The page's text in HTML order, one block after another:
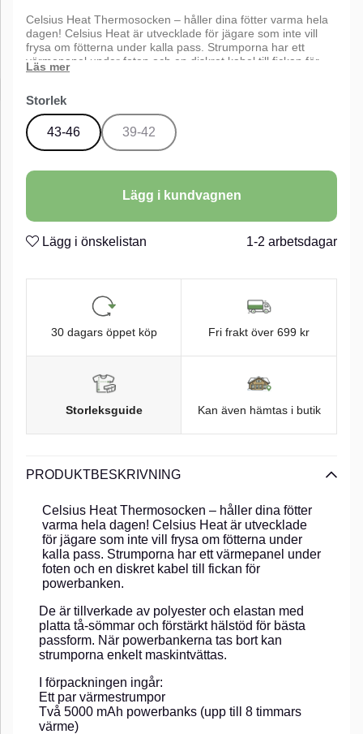
Celsius Heat Thermosocken – håller dina fötter varma hela
dagen! Celsius Heat är utvecklade för jägare som inte vill
frysa om fötterna under kalla pass. Strumporna har ett
värmepanel under foten och en diskret kabel till fickan för
powerbanken.
Storlek
43-46 39-42
Lägg i kundvagnen
Lägg i önskelistan 1-2 arbetsdagar
30 dagars öppet köp Fri frakt över 699 kr
Storleksguide Kan även hämtas i butik
PRODUKTBESKRIVNING
Celsius Heat Thermosocken – håller dina fötter
varma hela dagen! Celsius Heat är utvecklade
för jägare som inte vill frysa om fötterna under
kalla pass. Strumporna har ett värmepanel under
foten och en diskret kabel till fickan för
powerbanken.
De är tillverkade av polyester och elastan med
platta tå-sömmar och förstärkt hälstöd för bästa
passform. När powerbankerna tas bort kan
strumporna enkelt maskintvättas.
I förpackningen ingår:
Ett par värmestrumpor
Två 5000 mAh powerbanks (upp till 8 timmars
värme)